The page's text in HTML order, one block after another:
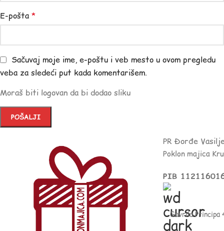
E-pošta *
Sačuvaj moje ime, e-poštu i veb mesto u ovom pregledu
veba za sledeći put kada komentarišem.
Moraš biti logovan da bi dodao sliku
PR Đorđe
Poklon majica
PIB
Gavrila Principa